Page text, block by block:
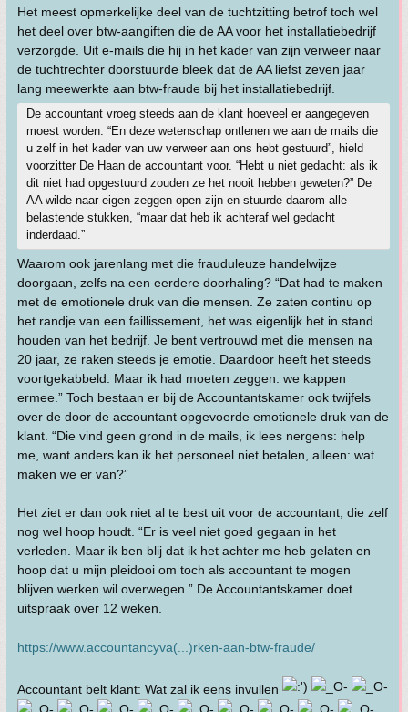
Het meest opmerkelijke deel van de tuchtzitting betrof toch wel
het deel over btw-aangiften die de AA voor het installatiebedrijf
verzorgde. Uit e-mails die hij in het kader van zijn verweer naar
de tuchtrechter doorstuurde bleek dat de AA liefst zeven jaar
lang meewerkte aan btw-fraude bij het installatiebedrijf.
De accountant vroeg steeds aan de klant hoeveel er aangegeven
moest worden. “En deze wetenschap ontlenen we aan de mails die
u zelf in het kader van uw verweer aan ons hebt gestuurd”, hield
voorzitter De Haan de accountant voor. “Hebt u niet gedacht: als ik
dit niet had opgestuurd zouden ze het nooit hebben geweten?” De
AA wilde naar eigen zeggen open zijn en stuurde daarom alle
belastende stukken, “maar dat heb ik achteraf wel gedacht
inderdaad.”
Waarom ook jarenlang met die frauduleuze handelwijze
doorgaan, zelfs na een eerdere doorhaling? “Dat had te maken
met de emotionele druk van die mensen. Ze zaten continu op
het randje van een faillissement, het was eigenlijk het in stand
houden van het bedrijf. Je bent vertrouwd met die mensen na
20 jaar, ze raken steeds je emotie. Daardoor heeft het steeds
voortgekabbeld. Maar ik had moeten zeggen: we kappen
ermee.” Toch bestaan er bij de Accountantskamer ook twijfels
over de door de accountant opgevoerde emotionele druk van de
klant. “Die vind geen grond in de mails, ik lees nergens: help
me, want anders kan ik het personeel niet betalen, alleen: wat
maken we er van?”
Het ziet er dan ook niet al te best uit voor de accountant, die zelf
nog wel hoop houdt. “Er is veel niet goed gegaan in het
verleden. Maar ik ben blij dat ik het achter me heb gelaten en
hoop dat u mijn pleidooi om toch als accountant te mogen
blijven werken wil overwegen.” De Accountantskamer doet
uitspraak over 12 weken.
https://www.accountancyva(...)rken-aan-btw-fraude/
Accountant belt klant: Wat zal ik eens invullen